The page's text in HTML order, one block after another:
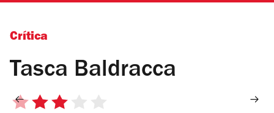
Crítica
Tasca Baldracca
3/5